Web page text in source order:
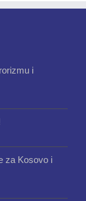
i
za Kosovo i